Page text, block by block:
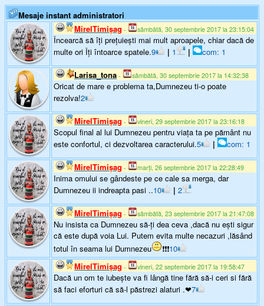
Mesaje instant administratori
MirelTimişag - sâmbătă, 30 septembrie 2017 la 23:15:04
Încearcă să îți prețuiești mai mult aproapele, chiar dacă de
multe ori Îți întoarce spatele.9 | 1 | com: 1
Larisa_tona - sâmbătă, 30 septembrie 2017 la 14:32:38
Oricat de mare e problema ta,Dumnezeu ti-o poate
rezolva!2
MirelTimişag - vineri, 29 septembrie 2017 la 23:16:18
Scopul final al lui Dumnezeu pentru viața ta pe pământ nu
este confortul, ci dezvoltarea caracterului.5 | com: 1
MirelTimişag - marți, 26 septembrie 2017 la 22:28:49
Inima omului se gândeste pe ce cale sa merga, dar
Dumnezeu ii indreapta pasi ..10 | 2
MirelTimişag - sâmbătă, 23 septembrie 2017 la 21:47:08
Nu insista ca Dumnezeu să-ți dea ceva ,dacă nu ești sigur
că este după voia Lui. Putem evita multe necazuri ,lăsând
totul în seama lui Dumnezeu
❗❗❗10
MirelTimişag - vineri, 22 septembrie 2017 la 19:58:47
Dacă un om te iubește va fi lângă tine fără să-i ceri si fără
să faci eforturi că să-l păstrezi alaturi .❤7